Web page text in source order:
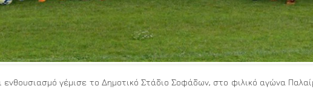
ενθουσιασμό γέμισε το Δημοτικό Στάδιο Σοφάδων, στο φιλικό αγώνα